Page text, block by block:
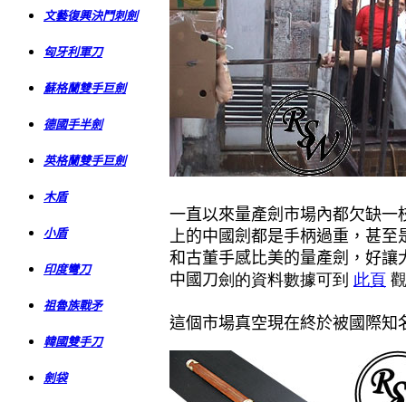
文藝復興決鬥刺劍
匈牙利軍刀
蘇格蘭雙手巨劍
德國手半劍
英格蘭雙手巨劍
木盾
小盾
印度彎刀
祖魯族戰矛
韓國雙手刀
劍袋
一直以來量產劍市場內都欠缺
上的中國劍都是手柄過重，甚
和古董手感比美的量產劍，好
中國刀劍的資料數據可到 此頁
這個市場真空現在終於被國際知